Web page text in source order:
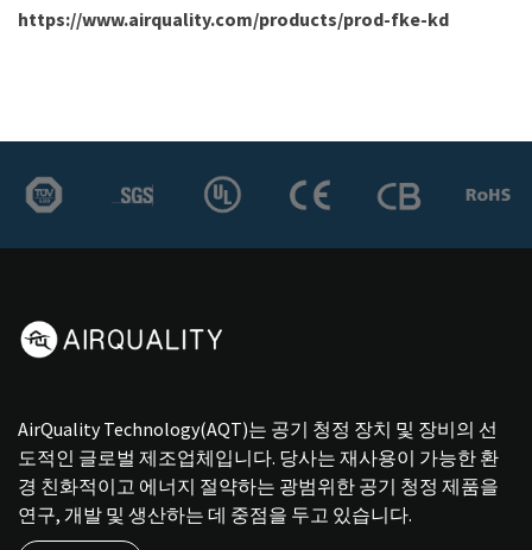
https://www.airquality.com/products/prod-fke-kd
AirQuality Technology(AQT)는 공기 청정 장치 및 장비의 선
도적인 글로벌 제조업체입니다. 당사는 재사용이 가능한 환
경 친화적이고 에너지 절약하는 광범위한 공기 청정 제품을
연구, 개발 및 생산하는 데 중점을 두고 있습니다.